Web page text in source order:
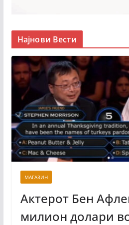
Најнови Вести
МАГАЗИН
Актерот Бен
милион долари